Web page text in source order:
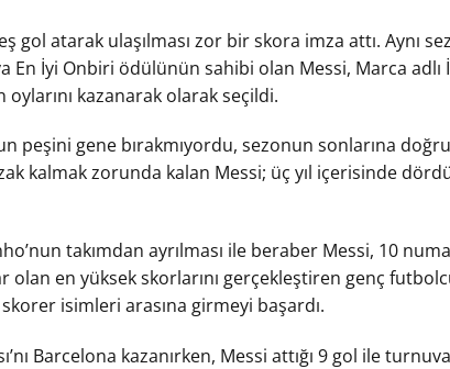
gol atarak ulaşılması zor bir skora imza attı. Aynı
En İyi Onbiri ödülünün sahibi olan Messi, Marca adlı
oylarını kazanarak olarak seçildi.
peşini gene bırakmıyordu, sezonun sonlarına
kalmak zorunda kalan Messi; üç yıl içerisinde
takımdan ayrılması ile beraber Messi, 10
en yüksek skorlarını gerçekleştiren genç
isimleri arasına girmeyi başardı.
Barcelona kazanırken, Messi attığı 9 gol ile